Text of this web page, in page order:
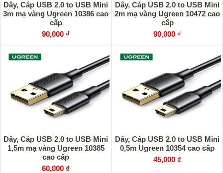
Dây, Cáp USB 2.0 to USB Mini
3m mạ vàng Ugreen 10386 cao
cấp
90,000 ₫
Dây, Cáp USB 2.0 to USB Mini
2m mạ vàng Ugreen 10472 cao
cấp
90,000 ₫
Dây, Cáp USB 2.0 to USB Mini
1,5m mạ vàng Ugreen 10385
cao cấp
60,000 ₫
Dây, Cáp USB 2.0 to USB Mini
0,5m Ugreen 10354 cao cấp
45,000 ₫